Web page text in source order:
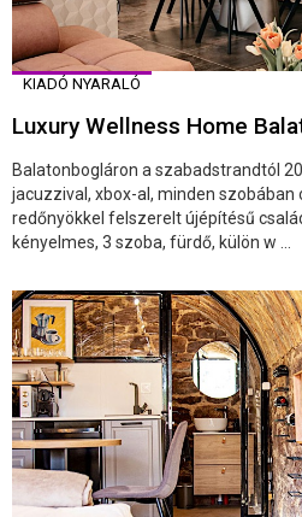
KIADÓ NYARALÓ
Luxury Wellness Home
Balatonbogláron a szabadstrandtól
jacuzzival, xbox-al, minden szobában
redőnyökkel felszerelt újépítésű
kényelmes, 3 szoba, fürdő, külön w ...